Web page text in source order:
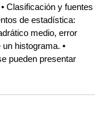
Clasificación y fuentes
de estadística:
medio, error
histograma. •
pueden presentar